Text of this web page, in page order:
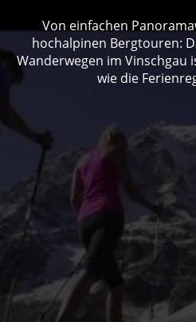
Von einfachen
hochalpinen Bergtouren:
Wanderwegen im Vinschgau
wie die